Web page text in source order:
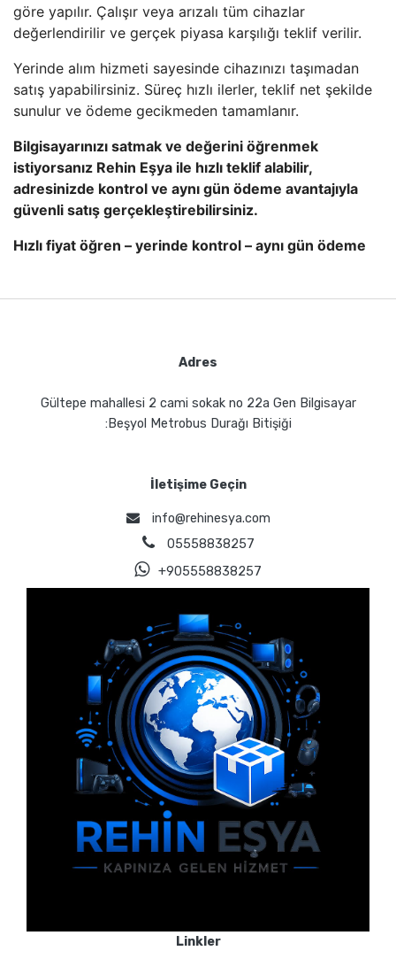
göre yapılır. Çalışır veya arızalı tüm cihazlar
değerlendirilir ve gerçek piyasa karşılığı teklif verilir.
Yerinde alım hizmeti sayesinde cihazınızı taşımadan
satış yapabilirsiniz. Süreç hızlı ilerler, teklif net şekilde
sunulur ve ödeme gecikmeden tamamlanır.
Bilgisayarınızı satmak ve değerini öğrenmek
istiyorsanız Rehin Eşya ile hızlı teklif alabilir,
adresinizde kontrol ve aynı gün ödeme avantajıyla
güvenli satış gerçekleştirebilirsiniz.
Hızlı fiyat öğren – yerinde kontrol – aynı gün ödeme
Adres
Gültepe mahallesi 2 cami sokak no 22a Gen Bilgisayar
:Beşyol Metrobus Durağı Bitişiği
İletişime Geçin
info@rehinesya.com
05558838257
+905558838257
Linkler